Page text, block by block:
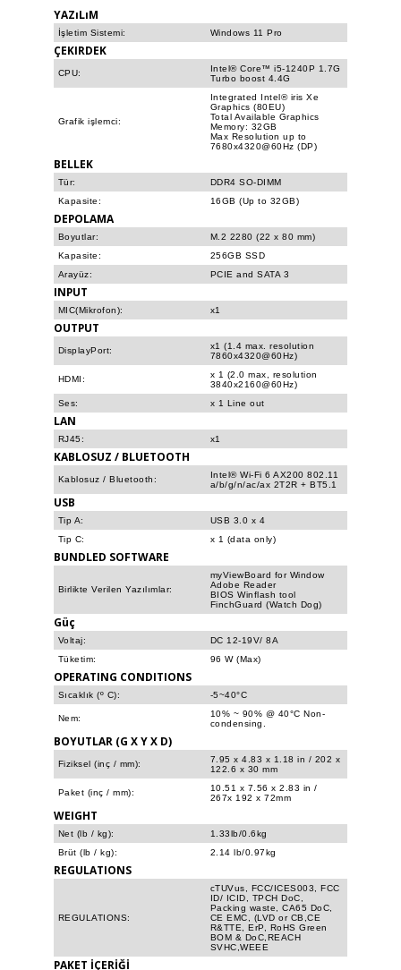
YAZıLıM
İşletim Sistemi: Windows 11 Pro
ÇEKIRDEK
CPU:
Intel® Core™ i5-1240P 1.7G
Turbo boost 4.4G
Grafik işlemci:
Integrated Intel® iris Xe
Graphics (80EU)
Total Available Graphics
Memory: 32GB
Max Resolution up to
7680x4320@60Hz (DP)
BELLEK
Tür:
DDR4 SO-DIMM
Kapasite:
16GB (Up to 32GB)
DEPOLAMA
Boyutlar:
M.2 2280 (22 x 80 mm)
Kapasite:
256GB SSD
Arayüz:
PCIE and SATA 3
INPUT
MIC(Mikrofon): x1
OUTPUT
DisplayPort:
x1 (1.4 max. resolution
7860x4320@60Hz)
HDMI:
x 1 (2.0 max, resolution
3840x2160@60Hz)
Ses:
x 1 Line out
LAN
RJ45​: x1
KABLOSUZ / BLUETOOTH
Kablosuz / Bluetooth:
Intel® Wi-Fi 6 AX200 802.11
a/b/g/n/ac/ax 2T2R + BT5.1
USB
Tip A:
USB 3.0 x 4
Tip C:
x 1 (data only)
BUNDLED SOFTWARE
Birlikte Verilen Yazılımlar:
myViewBoard for Window
Adobe Reader
BIOS Winflash tool
FinchGuard (Watch Dog)
Güç
Voltaj:
DC 12-19V/ 8A
Tüketim:
96 W (Max)
OPERATING CONDITIONS
Sıcaklık (º C): -5~40°C
Nem:
10% ~ 90% @ 40°C Non-
condensing.
BOYUTLAR (G X Y X D)
Fiziksel (inç / mm):
7.95 x 4.83 x 1.18 in / 202 x
122.6 x 30 mm
Paket (inç / mm):
10.51 x 7.56 x 2.83 in /
267x 192 x 72mm
WEIGHT
Net (lb / kg):
1.33lb/0.6kg
Brüt (lb / kg):
2.14 lb/0.97kg
REGULATIONS
REGULATIONS:
cTUVus, FCC/ICES003, FCC
ID/ ICID, TPCH DoC,
Packing waste, CA65 DoC,
CE EMC, (LVD or CB,CE
R&TTE, ErP, RoHS Green
BOM & DoC,REACH
SVHC,WEEE
PAKET İÇERİĞİ